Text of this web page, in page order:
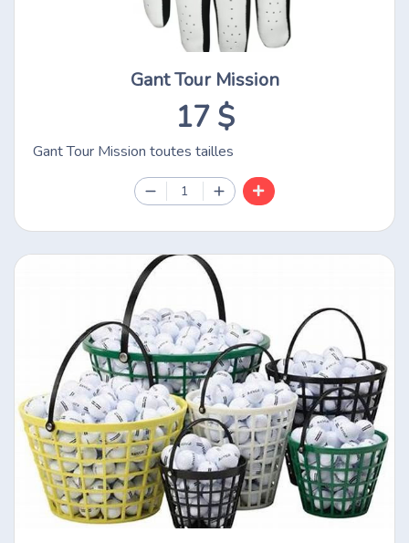
Gant Tour Mission
17 $
Gant Tour Mission toutes tailles
1